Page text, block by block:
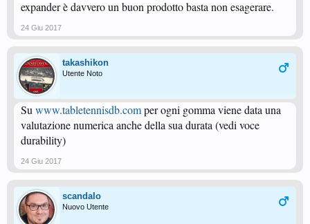
expander è davvero un buon prodotto basta non esagerare.
24 Giu 2017
takashikon
Utente Noto
Su www.tabletennisdb.comper ogni gomma viene data una
valutazione numerica anche della sua durata (vedi voce
durability)
24 Giu 2017
scandalo
Nuovo Utente